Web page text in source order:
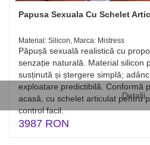
Detalii
Papusa Sexuala Cu Schelet
Material: Silicon, Marca: Mistress
Păpușă sexuală realistică cu
senzație naturală. Material silicon
susținută și ștergere simplă;
exploatare predictibilă. Conformă
acasă, cu schelet articulat pentru
control facil.
3987 RON